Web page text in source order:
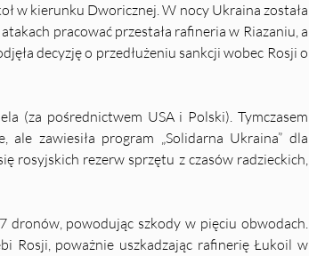
w kierunku Dworicznej. W nocy Ukraina została
pracować przestała rafineria w Riazaniu, a
decyzję o przedłużeniu sankcji wobec Rosji o
(za pośrednictwem USA i Polski). Tymczasem
zawiesiła program „Solidarna Ukraina” dla
rosyjskich rezerw sprzętu z czasów radzieckich,
dronów, powodując szkody w pięciu obwodach.
Rosji, poważnie uszkadzając rafinerię Łukoil w